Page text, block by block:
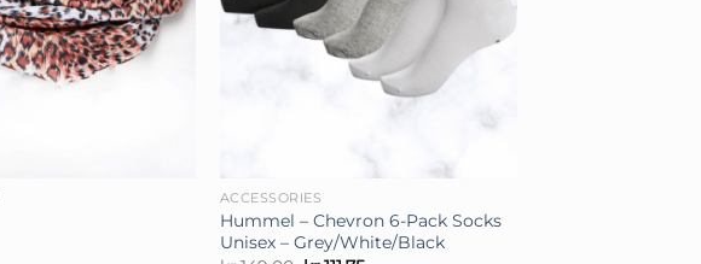
ACCESSORIES
Hummel – Chevron 6-Pack Socks
Unisex – Grey/White/Black